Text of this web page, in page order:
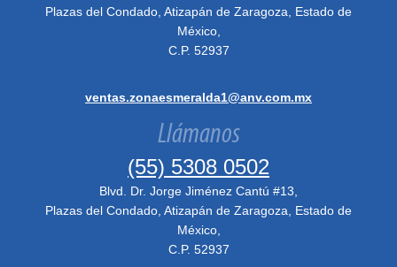
Plazas del Condado, Atizapán de Zaragoza, Estado de
México,
C.P. 52937
ventas.zonaesmeralda1@anv.com.mx
Llámanos
(55) 5308 0502
Blvd. Dr. Jorge Jiménez Cantú #13,
Plazas del Condado, Atizapán de Zaragoza, Estado de
México,
C.P. 52937